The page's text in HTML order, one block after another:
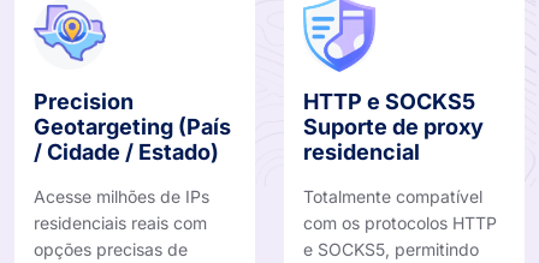
Precision
Geotargeting (País
/ Cidade / Estado)
Acesse milhões de IPs
residenciais reais com
opções precisas de
HTTP e SOCKS5
Suporte de proxy
residencial
Totalmente compatível
com os protocolos HTTP
e SOCKS5, permitindo